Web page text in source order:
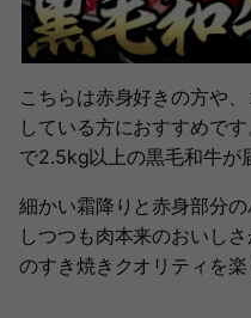
こちらは赤身好きの方や
している方におすすめで
で2.5kg以上の黒毛和牛が
細かい霜降りと赤身部分
しつつも肉本来のおいし
のすき焼きクオリティを楽